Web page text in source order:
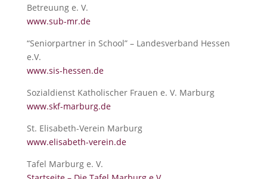
Betreuung e. V.
www.sub-mr.de
“Seniorpartner in School” – Landesverband Hessen
e.V.
www.sis-hessen.de
Sozialdienst Katholischer Frauen e. V. Marburg
www.skf-marburg.de
St. Elisabeth-Verein Marburg
www.elisabeth-verein.de
Tafel Marburg e. V.